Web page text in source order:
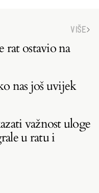
VIŠE
rat ostavio na
nas još uvijek
važnost uloge
u ratu i